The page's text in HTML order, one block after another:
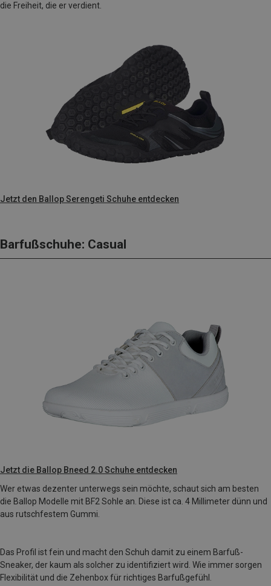
die Freiheit, die er verdient.
Jetzt den Ballop Serengeti Schuhe entdecken
Barfußschuhe: Casual
Jetzt die Ballop Bneed 2.0 Schuhe entdecken
Wer etwas dezenter unterwegs sein möchte, schaut sich am besten
die Ballop Modelle mit BF2 Sohle an. Diese ist ca. 4 Millimeter dünn und
aus rutschfestem Gummi.
Das Profil ist fein und macht den Schuh damit zu einem Barfuß-
Sneaker, der kaum als solcher zu identifiziert wird. Wie immer sorgen
Flexibilität und die Zehenbox für richtiges Barfußgefühl.